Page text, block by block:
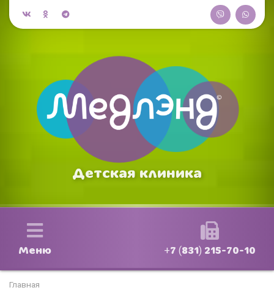
Детская клиника
Меню +7 (831) 215-70-10
Главная